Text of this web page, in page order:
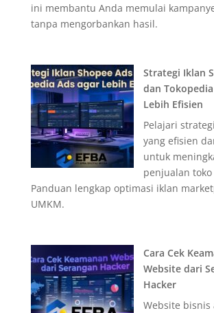
ini membantu Anda memulai
tanpa mengorbankan hasil.
Strategi Iklan
dan
Lebih Efisien
Pelajari
yang efisien
untuk
penjualan
Panduan lengkap optimasi iklan
UMKM.
Cara Cek
Website dari
Hacker
Website bisnis